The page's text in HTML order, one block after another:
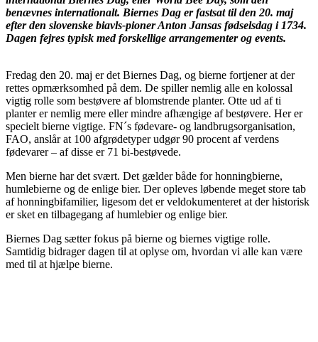
benævnes internationalt. Biernes Dag er fastsat til den 20. maj
efter den slovenske biavls-pioner Anton Jansas fødselsdag i 1734.
Dagen fejres typisk med forskellige arrangementer og events.
Fredag den 20. maj er det Biernes Dag, og bierne fortjener at der
rettes opmærksomhed på dem. De spiller nemlig alle en kolossal
vigtig rolle som bestøvere af blomstrende planter. Otte ud af ti
planter er nemlig mere eller mindre afhængige af bestøvere. Her er
specielt bierne vigtige. FN´s fødevare- og landbrugsorganisation,
FAO, anslår at 100 afgrødetyper udgør 90 procent af verdens
fødevarer – af disse er 71 bi-bestøvede.
Men bierne har det svært. Det gælder både for honningbierne,
humlebierne og de enlige bier. Der opleves løbende meget store tab
af honningbifamilier, ligesom det er veldokumenteret at der historisk
er sket en tilbagegang af humlebier og enlige bier.
Biernes Dag sætter fokus på bierne og biernes vigtige rolle.
Samtidig bidrager dagen til at oplyse om, hvordan vi alle kan være
med til at hjælpe bierne.